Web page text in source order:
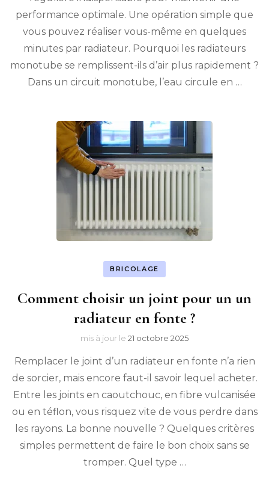
performance optimale. Une opération simple que
vous pouvez réaliser vous-même en quelques
minutes par radiateur. Pourquoi les radiateurs
monotube se remplissent-ils d’air plus rapidement ?
Dans un circuit monotube, l’eau circule en …
BRICOLAGE
Comment choisir un joint pour un un
radiateur en fonte ?
mis à jour le 21 octobre 2025
Remplacer le joint d’un radiateur en fonte n’a rien
de sorcier, mais encore faut-il savoir lequel acheter.
Entre les joints en caoutchouc, en fibre vulcanisée
ou en téflon, vous risquez vite de vous perdre dans
les rayons. La bonne nouvelle ? Quelques critères
simples permettent de faire le bon choix sans se
tromper. Quel type …